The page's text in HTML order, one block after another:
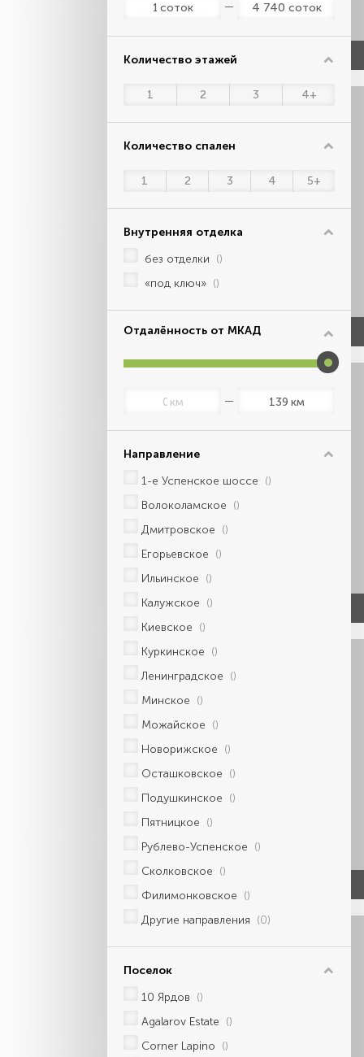
соток соток
Количество этажей
1 2 3 4+
Количество спален
1 2 3 4 5+
Внутренняя отделка
без отделки ()
«под ключ» ()
Отдалённость от МКАД
км км
Направление
1-е Успенское шоссе ()
Волоколамское ()
Дмитровское ()
Егорьевское ()
Ильинское ()
Калужское ()
Киевское ()
Куркинское ()
Ленинградское ()
Минское ()
Можайское ()
Новорижское ()
Осташковское ()
Подушкинское ()
Пятницкое ()
Рублево-Успенское ()
Сколковское ()
Филимонковское ()
Другие направления (0)
Поселок
10 Ярдов ()
Agalarov Estate ()
Corner Lapino ()